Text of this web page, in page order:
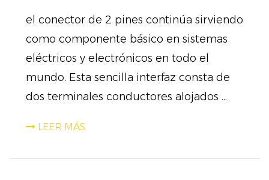
el conector de 2 pines continúa sirviendo
como componente básico en sistemas
eléctricos y electrónicos en todo el
mundo. Esta sencilla interfaz consta de
dos terminales conductores alojados ...
LEER MÁS